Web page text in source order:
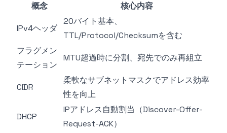
概念
核心内容
IPv4ヘッダ
20バイト基本、
TTL/Protocol/Checksumを含む
フラグメン
テーション
MTU超過時に分割、宛先でのみ再組立
CIDR
柔軟なサブネットマスクでアドレス効率
性を向上
DHCP
IPアドレス自動割当（Discover-Offer-
Request-ACK）